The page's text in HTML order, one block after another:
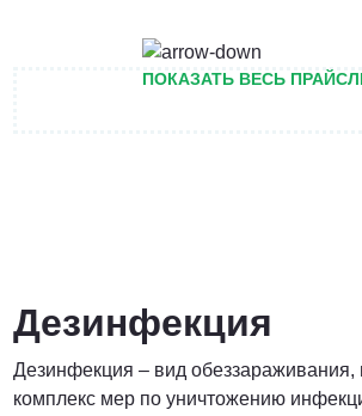
Договорная
ПОКАЗАТЬ ВЕСЬ
Дезинфекция
Дезинфекция – вид
комплекс мер по уничтожению